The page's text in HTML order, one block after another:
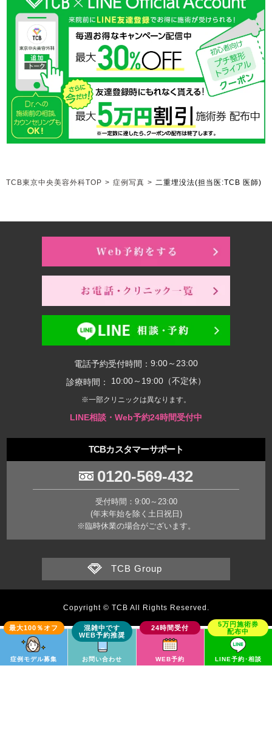
TCB東京中央美容外科TOP > 症例写真 > 二重埋没法(担当医:TCB 医師)
電話予約受付時間： 9:00～23:00
診療時間：
10:00～19:00（不定休）
※一部クリニックは異なります。
LINE相談・Web予約24時間受付中
TCBカスタマーサポート
0120-569-432
受付時間：9:00～23:00
(年末年始を除く土日祝日)
※臨時休業の場合がございます。
TCB Group
症例モデル募集 お問い合わせ WEB予約 LINE予約･相談
Copyright © TCB All Rights Reserved.